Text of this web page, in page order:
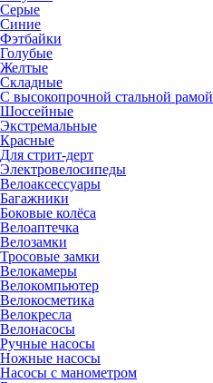
Серые
Синие
Фэтбайки
Голубые
Желтые
Складные
С высокопрочной стальной рамой
Шоссейные
Экстремальные
Красные
Для стрит-дерт
Электровелосипеды
Велоаксессуары
Багажники
Боковые колёса
Велоаптечка
Велозамки
Тросовые замки
Велокамеры
Велокомпьютер
Велокосметика
Велокресла
Велонасосы
Ручные насосы
Ножные насосы
Насосы с манометром